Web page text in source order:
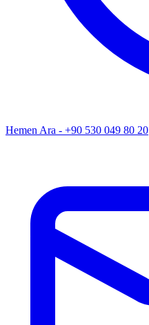
Hemen Ara - +90 530 049 80 20